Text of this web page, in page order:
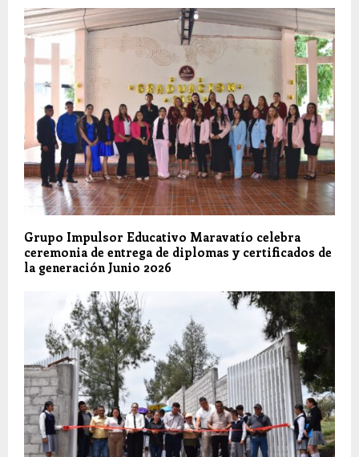
Grupo Impulsor Educativo Maravatío celebra
ceremonia de entrega de diplomas y certificados de
la generación Junio 2026